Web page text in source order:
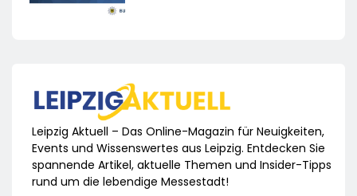
Leipzig Aktuell – Das Online-Magazin für Neuigkeiten,
Events und Wissenswertes aus Leipzig. Entdecken Sie
spannende Artikel, aktuelle Themen und Insider-Tipps
rund um die lebendige Messestadt!